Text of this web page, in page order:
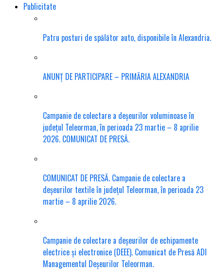
Publicitate
Patru posturi de spălător auto, disponibile în Alexandria.
ANUNȚ DE PARTICIPARE – PRIMĂRIA ALEXANDRIA
Campanie de colectare a deșeurilor voluminoase în
județul Teleorman, în perioada 23 martie – 8 aprilie
2026. COMUNICAT DE PRESĂ.
COMUNICAT DE PRESĂ. Campanie de colectare a
deșeurilor textile în județul Teleorman, în perioada 23
martie – 8 aprilie 2026.
Campanie de colectare a deșeurilor de echipamente
electrice și electronice (DEEE). Comunicat de Presă ADI
Managementul Deșeurilor Teleorman.